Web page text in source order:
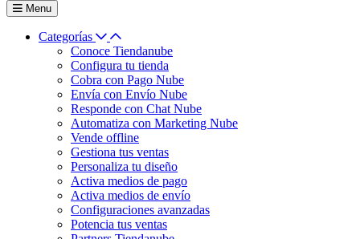
Menu
Categorías
Conoce Tiendanube
Configura tu tienda
Cobra con Pago Nube
Envía con Envío Nube
Responde con Chat Nube
Automatiza con Marketing Nube
Vende offline
Gestiona tus ventas
Personaliza tu diseño
Activa medios de pago
Activa medios de envío
Configuraciones avanzadas
Potencia tus ventas